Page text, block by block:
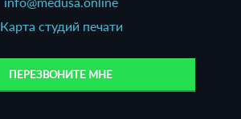
Карта студий печати
ПЕРЕЗВОНИТЕ МНЕ